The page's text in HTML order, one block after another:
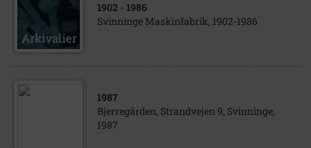
1902 - 1986
Svinninge Maskinfabrik, 1902-1986
1987
Bjerregården, Strandvejen 9, Svinninge,
1987